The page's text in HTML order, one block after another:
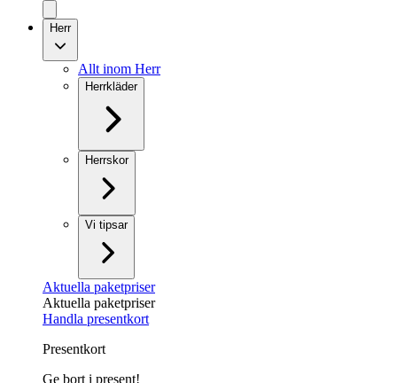
Herr
Allt inom Herr
Herrkläder
Herrskor
Vi tipsar
Aktuella paketpriser
Aktuella paketpriser
Handla presentkort
Presentkort
Ge bort i present!